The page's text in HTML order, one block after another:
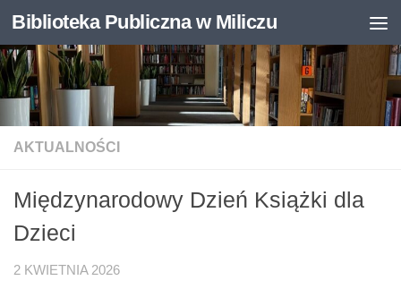
Otwórz pasek narzędzi
Skip to content
Biblioteka Publiczna w Miliczu
AKTUALNOŚCI
Międzynarodowy Dzień Książki dla
Dzieci
2 KWIETNIA 2026